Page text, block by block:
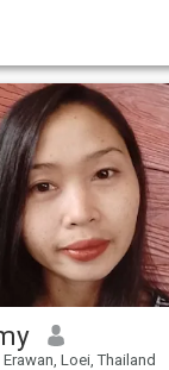
Erawan, Loei, Thailand